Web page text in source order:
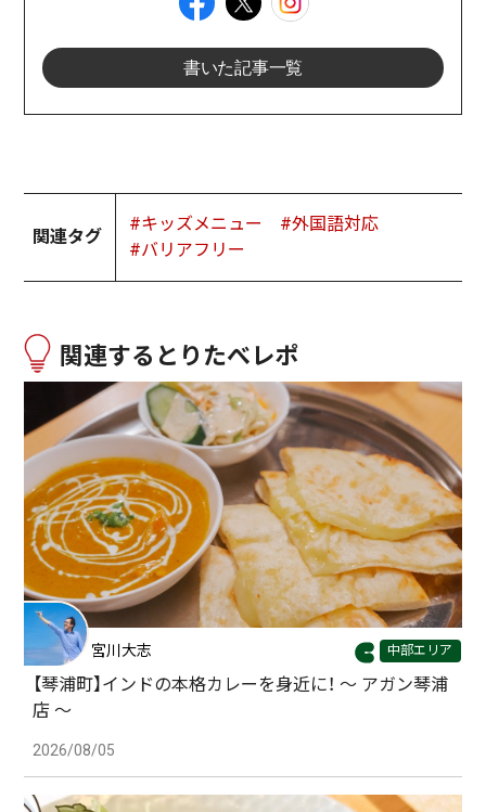
書いた記事一覧
関連タグ
#キッズメニュー
#外国語対応
#バリアフリー
関連するとりたべレポ
宮川大志 中部エリア
【琴浦町】インドの本格カレーを身近に！ 〜 アガン琴浦
店 〜
2026/08/05